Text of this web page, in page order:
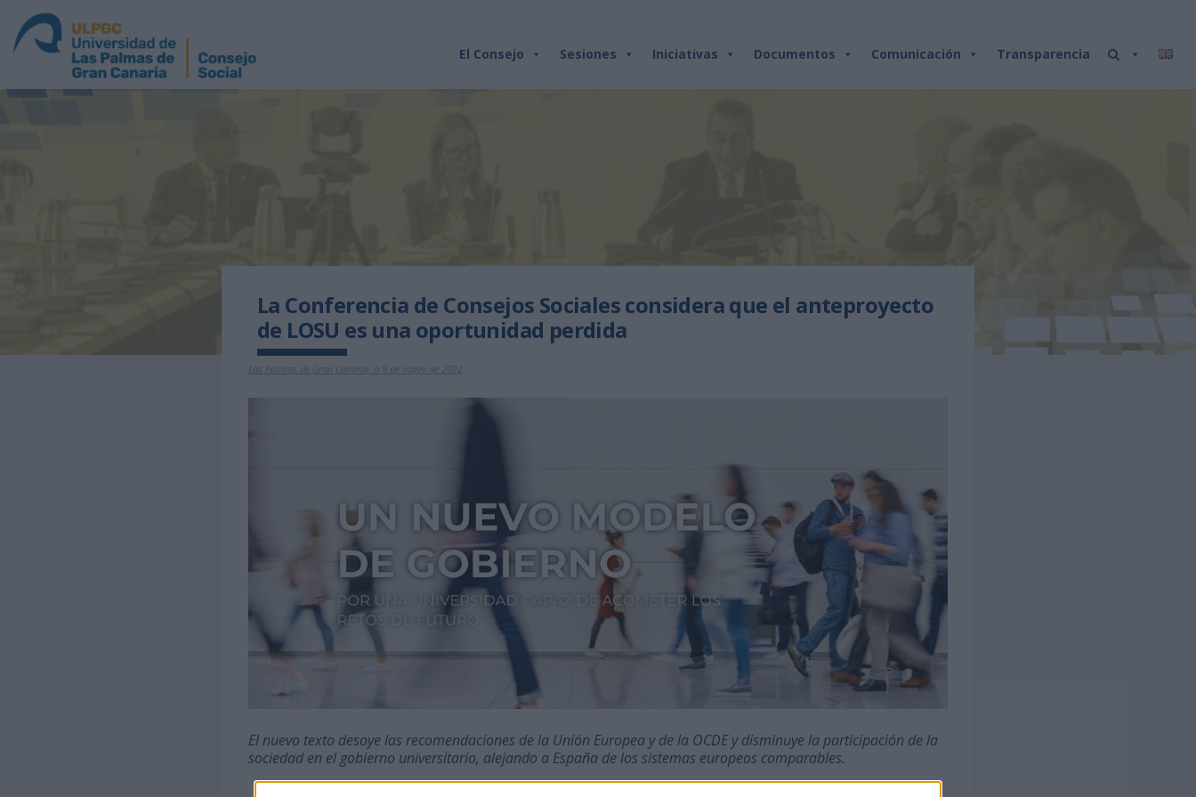
El Consejo Sesiones Iniciativas Documentos Comunicación Transparencia
La Conferencia de Consejos Sociales considera que el anteproyecto
de LOSU es una oportunidad perdida
Las Palmas de Gran Canaria, a 9 de mayo de 2022
El nuevo texto desoye las recomendaciones de la Unión Europea y de la OCDE y disminuye la participación de la
sociedad en el gobierno universitario, alejando a España de los sistemas europeos comparables.